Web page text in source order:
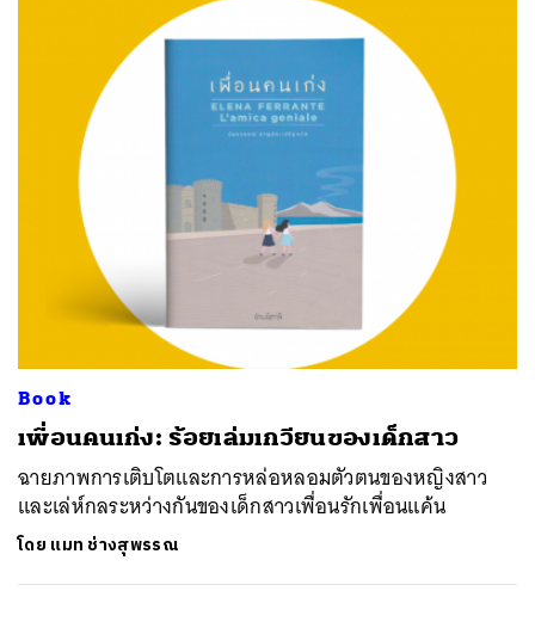
Book
เพื่อนคนเก่ง: ร้อยเล่มเกวียนของเด็กสาว
ฉายภาพการเติบโตและการหล่อหลอมตัวตนของหญิงสาว
และเล่ห์กลระหว่างกันของเด็กสาวเพื่อนรักเพื่อนแค้น
โดย แมท ช่างสุพรรณ